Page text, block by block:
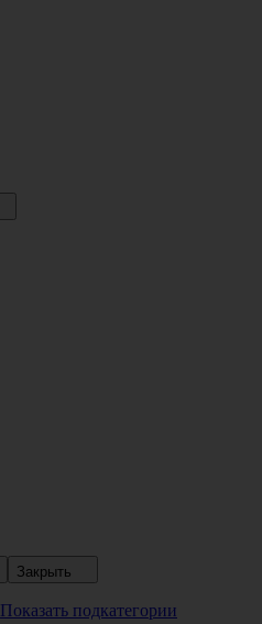
Закрыть
Показать подкатегории